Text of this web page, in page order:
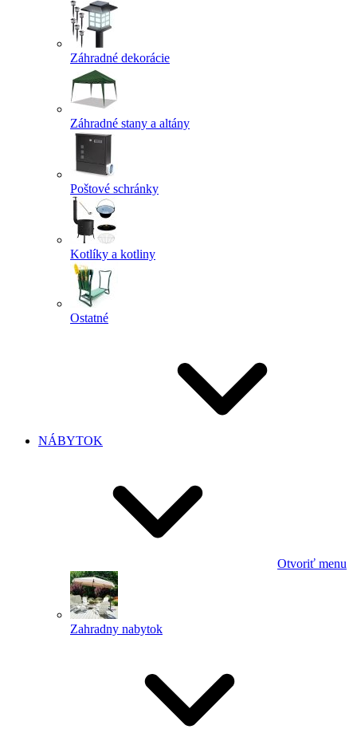
Záhradné dekorácie
Záhradné stany a altány
Poštové schránky
Kotlíky a kotliny
Ostatné
NÁBYTOK
Otvoriť menu
Zahradny nabytok